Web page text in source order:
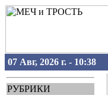
07 Авг, 2026 г. - 10:38
РУБРИКИ